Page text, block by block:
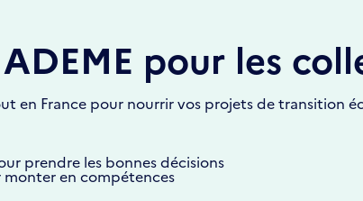
pour les
en France pour nourrir vos projets de transition
prendre les bonnes décisions
monter en compétences